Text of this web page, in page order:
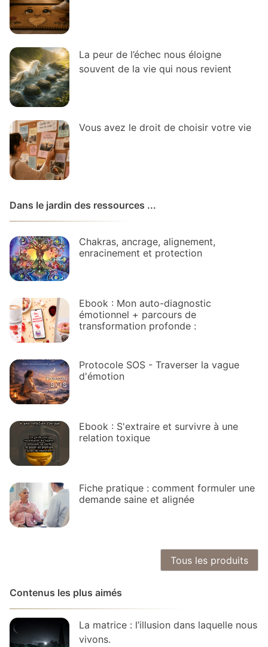
La peur de l’échec nous éloigne
souvent de la vie qui nous revient
Vous avez le droit de choisir votre vie
Dans le jardin des ressources ...
Chakras, ancrage, alignement,
enracinement et protection
Ebook : Mon auto-diagnostic
émotionnel + parcours de
transformation profonde :
Protocole SOS - Traverser la vague
d'émotion
Ebook : S'extraire et survivre à une
relation toxique
Fiche pratique : comment formuler une
demande saine et alignée
Tous les produits
Contenus les plus aimés
La matrice : l’illusion dans laquelle nous
vivons.